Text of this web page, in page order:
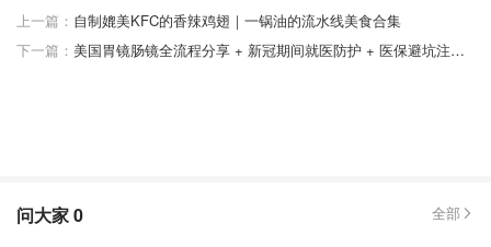
上一篇： 自制媲美KFC的香辣鸡翅｜一锅油的流水线美食合集
下一篇：
美国胃镜肠镜全流程分享 + 新冠期间就医防护 + 医保避坑注意事项
问大家0 全部